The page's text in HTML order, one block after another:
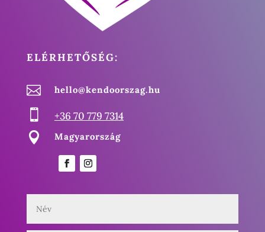
ELÉRHETŐSÉG:
 hello@kendoorszag.hu
 +36 70 779 7314
 Magyarország